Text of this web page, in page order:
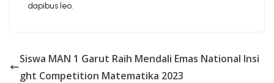
dapibus leo.
Siswa MAN 1 Garut Raih Mendali Emas National Insi
ght Competition Matematika 2023